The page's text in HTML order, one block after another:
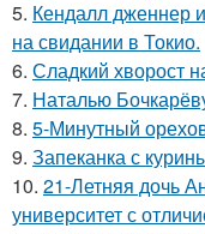
5. Кендалл дженнер
на свидании в Токио.
6. Сладкий хворост
7. Наталью
8. 5-Минутный
9. Запеканка с
10. 21-Летняя дочь
университет с